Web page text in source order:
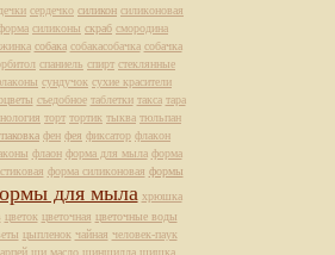
сердечко силикон силиконовая
силиконы скраб смородина
собака собакасобачка собачка
спаниель спирт стеклянные
сундучок сухие красители
съедобное таблетки такса тара
торт тортик тыква тюльпан
фен фея фиксатор флакон
флаон форма для мыла форма
форма силиконовая формы
для мыла хрюшка
цветок цветочная цветочные воды
цыпленок чайная человек-паук
ши масло шиншилла шишка